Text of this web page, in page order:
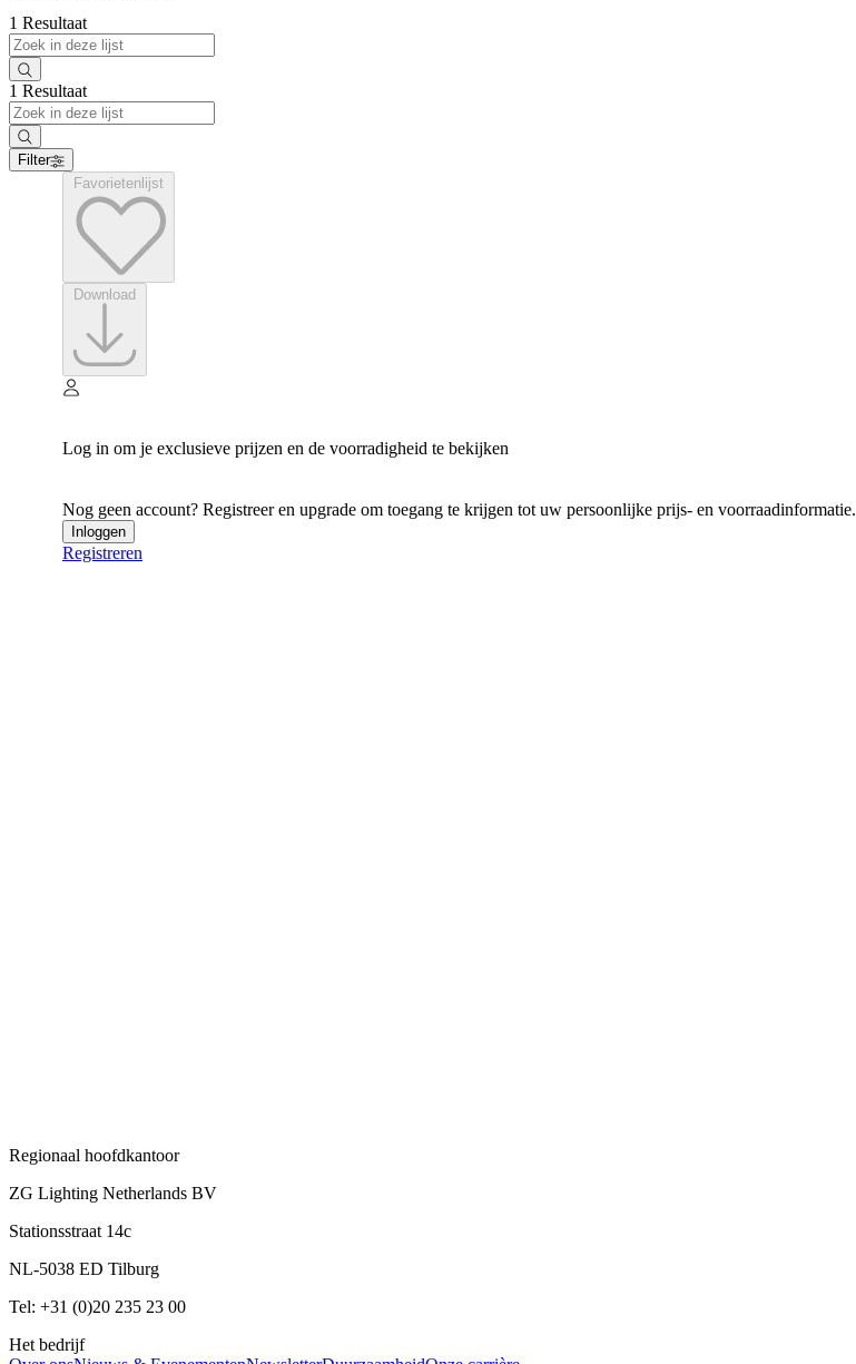
1 Resultaat
1 Resultaat
Filter
Log in om je exclusieve prijzen en de voorradigheid te bekijken
Nog geen account? Registreer en upgrade om toegang te krijgen tot uw persoonlijke prijs- en voorraadinformatie.
Inloggen
Registreren
Regionaal hoofdkantoor
ZG Lighting Netherlands BV
Stationsstraat 14c
NL-5038 ED Tilburg
Tel: +31 (0)20 235 23 00
Het bedrijf